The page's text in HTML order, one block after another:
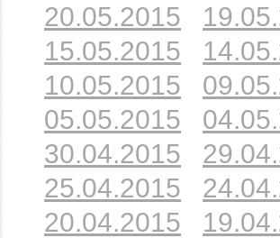
20.05.2015
15.05.2015
10.05.2015
05.05.2015
30.04.2015
25.04.2015
20.04.2015